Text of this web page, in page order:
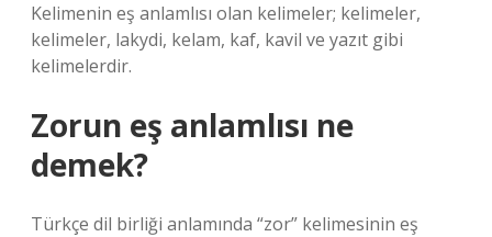
Kelimenin eş anlamlısı olan kelimeler; kelimeler,
kelimeler, lakydi, kelam, kaf, kavil ve yazıt gibi
kelimelerdir.
Zorun eş anlamlısı ne
demek?
Türkçe dil birliği anlamında “zor” kelimesinin eş